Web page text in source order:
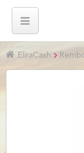
EliraCash